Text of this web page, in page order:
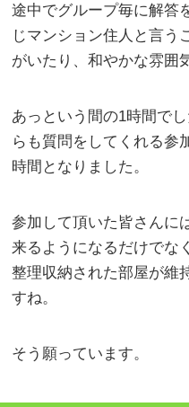
途中でグループ毎に解答
じマンション住人と言う
がいたり、和やかな雰囲
あっという間の1時間で
らも質問をしてくれる参
時間となりました。
参加して頂いた皆さんに
来るようになるだけでな
整理収納された部屋が維
すね。
そう願っています。